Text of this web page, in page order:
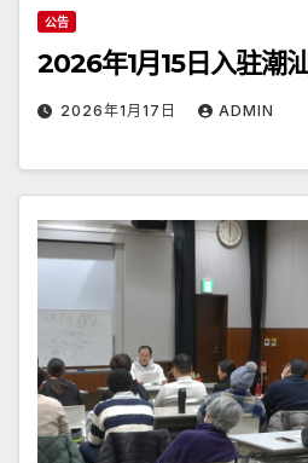
公告
2026年1月15日入驻潮
2026年1月17日 ADMIN